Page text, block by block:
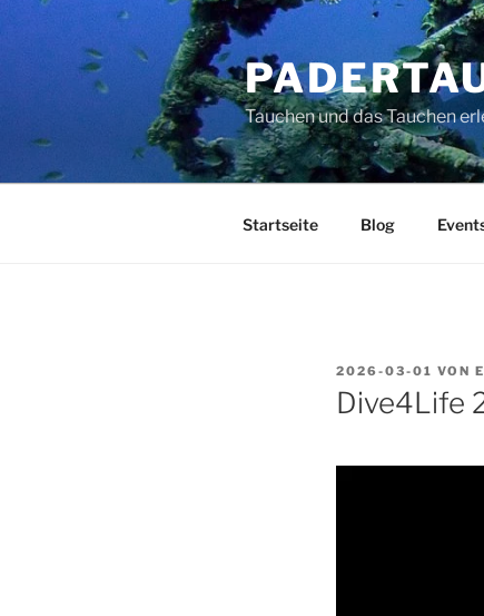
Inhalt
Tauchen und das Tauchen
Startseite Blog
VERÖFFENTLICHT
AM
2026-03-01 VON
Dive4Life